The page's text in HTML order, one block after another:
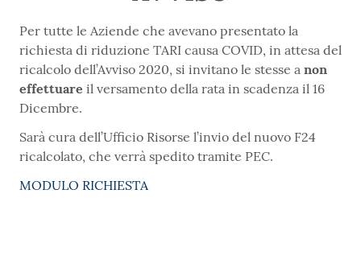
Per tutte le Aziende che avevano presentato la
richiesta di riduzione TARI causa COVID, in attesa del
ricalcolo dell’Avviso 2020, si invitano le stesse a non
effettuare il versamento della rata in scadenza il 16
Dicembre.
Sarà cura dell’Ufficio Risorse l’invio del nuovo F24
ricalcolato, che verrà spedito tramite PEC.
MODULO RICHIESTA